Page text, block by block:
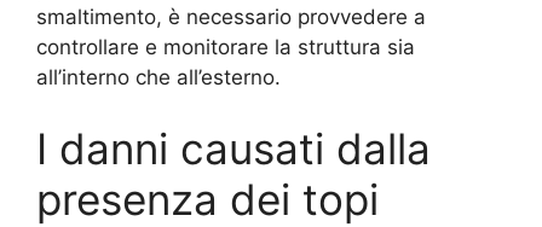
smaltimento, è necessario provvedere a
controllare e monitorare la struttura sia
all’interno che all’esterno.
I danni causati dalla
presenza dei topi